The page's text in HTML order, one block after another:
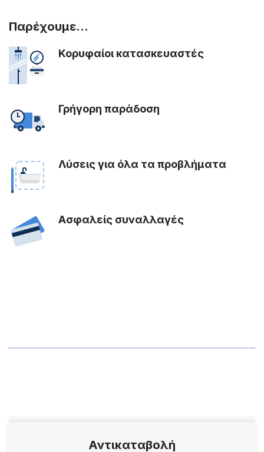
Παρέχουμε...
Κορυφαίοι κατασκευαστές
Γρήγορη παράδοση
Λύσεις για όλα τα προβλήματα
Ασφαλείς συναλλαγές
Αντικαταβολή